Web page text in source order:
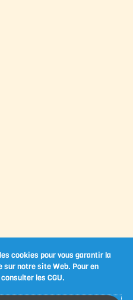
cookies pour vous garantir la
sur notre site Web. Pour en
les CGU.